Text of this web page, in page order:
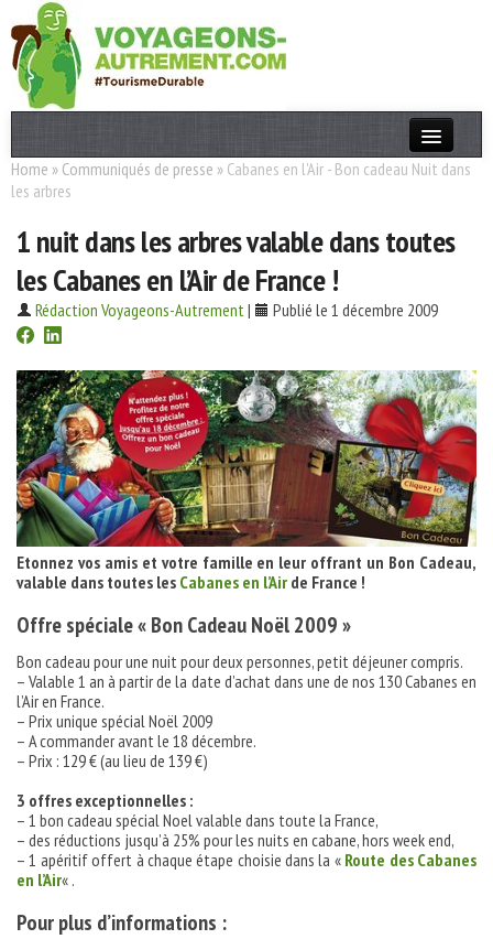
Actualités
Destinations
Acteurs
Thèmes
OK
Home » Communiqués de presse » Cabanes en l'Air - Bon cadeau Nuit dans
les arbres
1 nuit dans les arbres valable dans toutes
les Cabanes en l’Air de France !
Rédaction Voyageons-Autrement| Publié le 1 décembre 2009
Etonnez vos amis et votre famille en leur offrant un Bon Cadeau,
valable dans toutes les Cabanes en l’Air de France !
Offre spéciale « Bon Cadeau Noël 2009 »
Bon cadeau pour une nuit pour deux personnes, petit déjeuner compris.
– Valable 1 an à partir de la date d’achat dans une de nos 130 Cabanes en
l’Air en France.
– Prix unique spécial Noël 2009
– A commander avant le 18 décembre.
– Prix : 129 € (au lieu de 139 €)
3 offres exceptionnelles :
– 1 bon cadeau spécial Noel valable dans toute la France,
– des réductions jusqu’à 25% pour les nuits en cabane, hors week end,
– 1 apéritif offert à chaque étape choisie dans la « Route des Cabanes
en l’Air« .
Pour plus d’informations :